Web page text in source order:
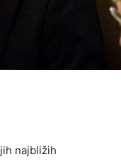
najbližih